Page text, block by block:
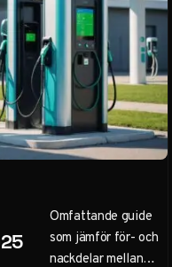
Omfattande guide
som jämför för- och
nackdelar mellan